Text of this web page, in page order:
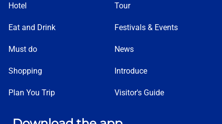
Vu Huong
Hotel
Eat and Drink
Must do
Shopping
Plan You Trip
Tour
Festivals & Events
News
Introduce
Visitor's Guide